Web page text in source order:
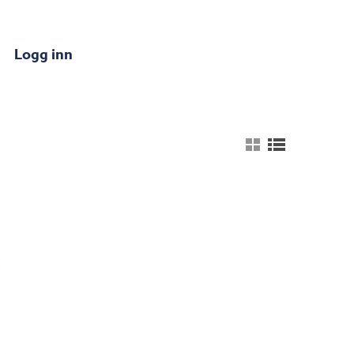
Logg inn